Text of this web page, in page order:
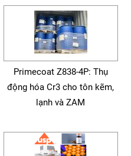
Primecoat Z838-4P: Thụ
động hóa Cr3 cho tôn kẽm,
lạnh và ZAM